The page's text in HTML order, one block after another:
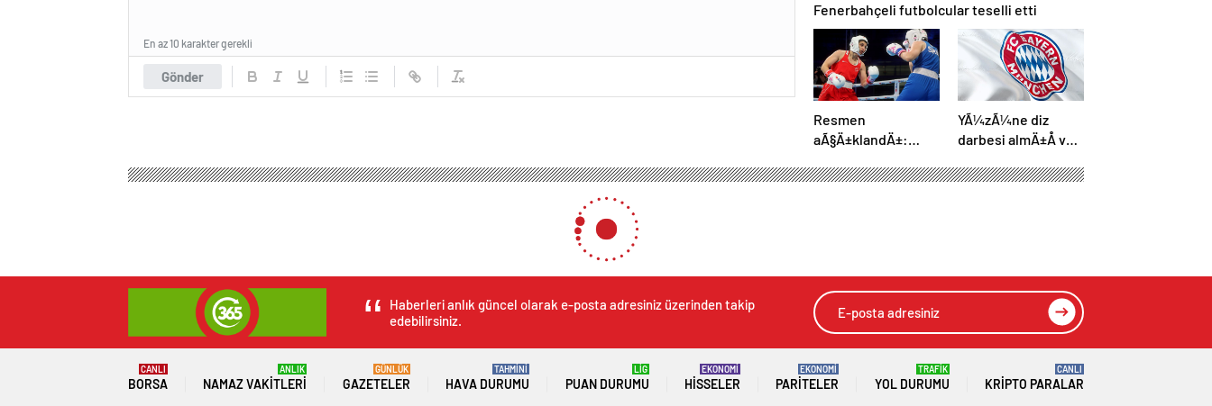
Gönder
En az 10 karakter gerekli
Fenerbahçeli futbolcular teselli etti
Resmen
aÃ§Ä±klandÄ±:
programÄ±na dahil
YÃ¼zÃ¼ne diz
darbesi almÄ±Å ve
gerÃ§ekleÅmiÅti,
hayatÄ±nÄ±
kaybetti
Haberleri anlık güncel olarak e-posta adresiniz üzerinden takip
edebilirsiniz.
BORSA
CANLI
NAMAZ VAKITLERI
ANLIK
GAZETELER
GÜNLÜK
HAVA DURUMU
TAHMİNİ
PUAN DURUMU
LİG
HISSELER
EKONOMİ
PARITELER
EKONOMİ
YOL DURUMU
TRAFİK
KRIPTO PARALAR
CANLI